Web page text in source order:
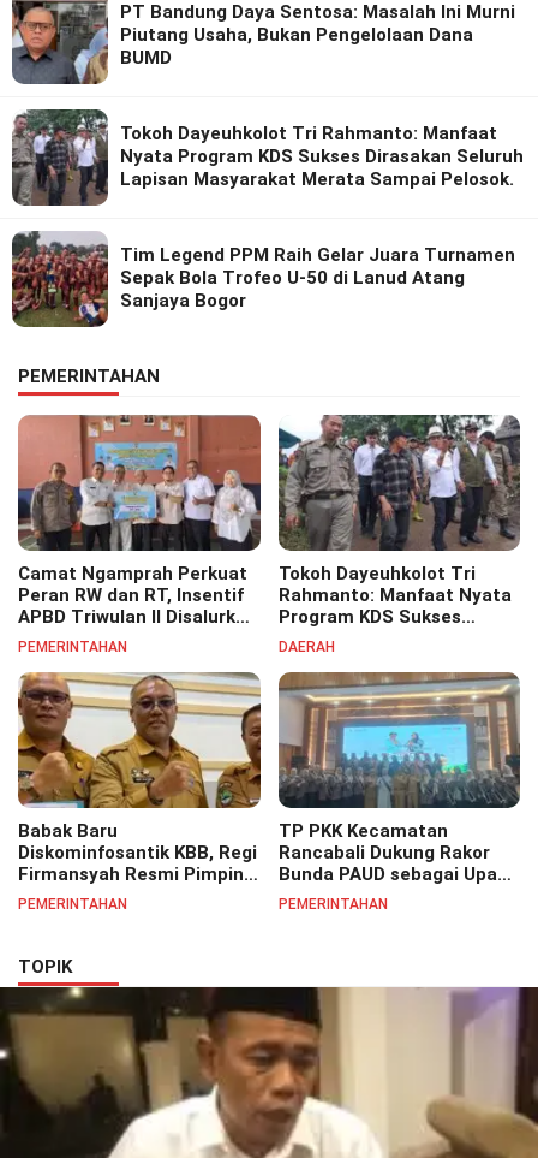
PT Bandung Daya Sentosa: Masalah Ini Murni
Piutang Usaha, Bukan Pengelolaan Dana
BUMD
Tokoh Dayeuhkolot Tri Rahmanto: Manfaat
Nyata Program KDS Sukses Dirasakan Seluruh
Lapisan Masyarakat Merata Sampai Pelosok.
Tim Legend PPM Raih Gelar Juara Turnamen
Sepak Bola Trofeo U-50 di Lanud Atang
Sanjaya Bogor
PEMERINTAHAN
Camat Ngamprah Perkuat
Peran RW dan RT, Insentif
APBD Triwulan II Disalurkan
untuk Tingkatkan
Masyarakat
PEMERINTAHAN
Tokoh Dayeuhkolot Tri
Rahmanto: Manfaat Nyata
Program KDS Sukses
Dirasakan Seluruh Lapisan
Sampai Pelosok.
DAERAH
Babak Baru
Diskominfosantik KBB, Regi
Firmansyah Resmi Pimpin
Bidang IKP Perkuat
PEMERINTAHAN
TP PKK Kecamatan
Rancabali Dukung Rakor
Bunda PAUD sebagai Upaya
Penguatan Kualitas PAUD
PEMERINTAHAN
TOPIK